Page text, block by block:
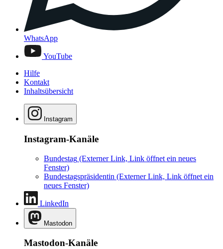
WhatsApp
YouTube
Hilfe
Kontakt
Inhaltsübersicht
Instagram
Instagram-Kanäle
Bundestag (Externer Link, Link öffnet ein neues
Fenster)
Bundestagspräsidentin (Externer Link, Link öffnet ein
neues Fenster)
LinkedIn
Mastodon
Mastodon-Kanäle